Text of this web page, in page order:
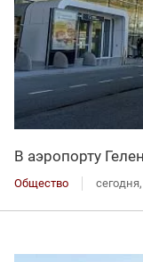
В аэропорту
Общество